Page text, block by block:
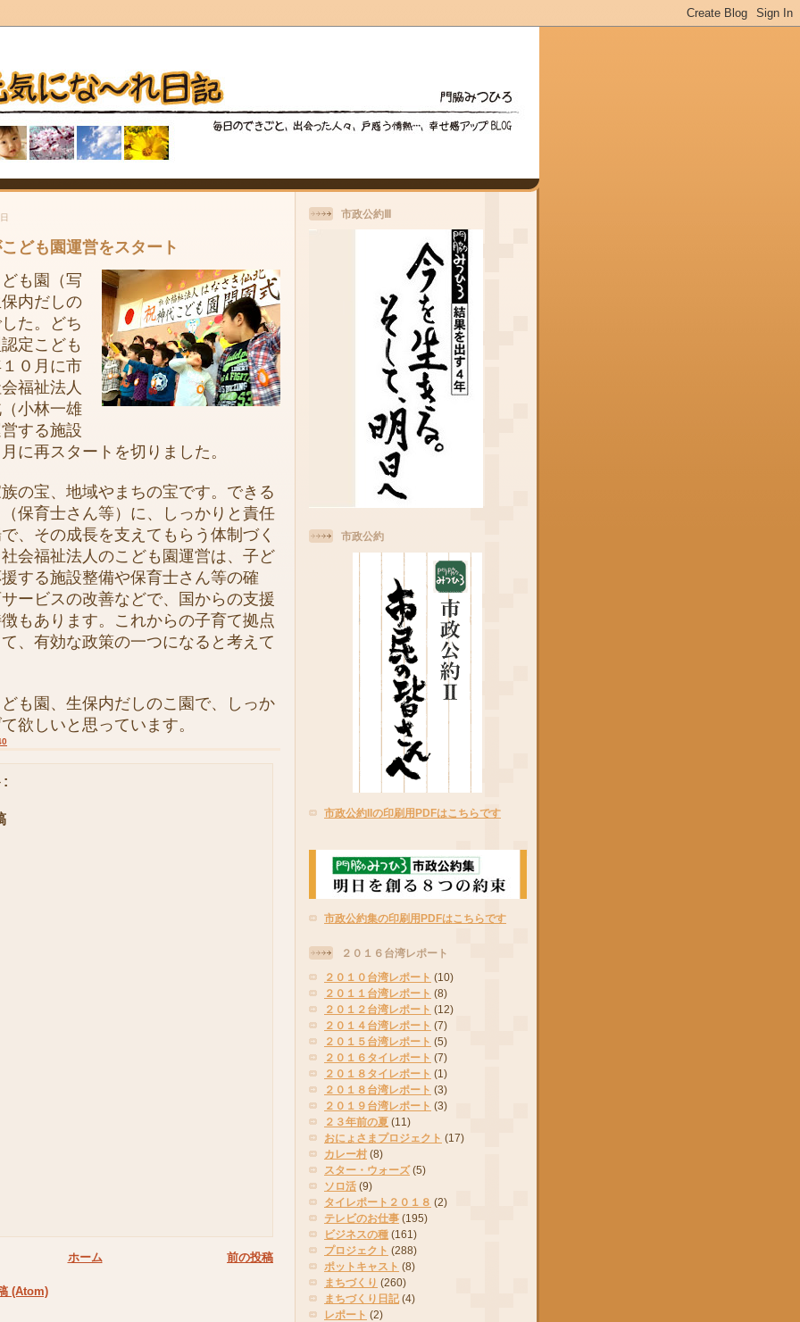
ども園運営をスタート
も園（写
内だしの
た。どち
定こども
０月に市
福祉法人
（小林一雄
する施設
に再スタートを切りました。
の宝、地域やまちの宝です。できる
保育士さん等）に、しっかりと責任
、その成長を支えてもらう体制づく
会福祉法人のこども園運営は、子ど
する施設整備や保育士さん等の確
ービスの改善などで、国からの支援
もあります。これからの子育て拠点
、有効な政策の一つになると考えて
も園、生保内だしのこ園で、しっか
欲しいと思っています。
:
前の投稿
ホーム
(Atom)
市政公約Ⅲ
市政公約
市政公約IIの印刷用PDFはこちらです
市政公約集の印刷用PDFはこちらです
２０１６台湾レポート
２０１０台湾レポート (10)
２０１１台湾レポート (8)
２０１２台湾レポート (12)
２０１４台湾レポート (7)
２０１５台湾レポート (5)
２０１６タイレポート (7)
２０１８タイレポート (1)
２０１８台湾レポート (3)
２０１９台湾レポート (3)
２３年前の夏 (11)
おにょさまプロジェクト (17)
カレー村 (8)
スター・ウォーズ (5)
ソロ活 (9)
タイレポート２０１８ (2)
テレビのお仕事 (195)
ビジネスの種 (161)
プロジェクト (288)
ポットキャスト (8)
まちづくり (260)
まちづくり日記 (4)
レポート (2)